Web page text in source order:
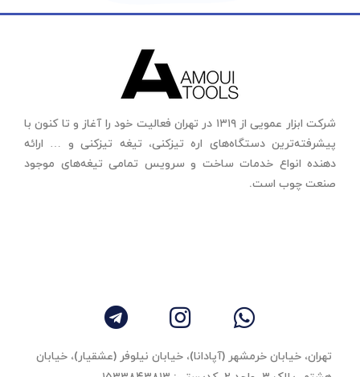
شرکت ابزار عمویی از ۱۳۱۹ در تهران فعالیت خود را آغاز و تا کنون با
پیشرفته‌ترین دستگاه‌های اره تیزکنی، تیغه تیزکنی و … ارائه
دهنده انواع خدمات ساخت و سرویس تمامی تیغه‌های موجود
صنعت چوب است.
تهران، خیابان خرمشهر (آپادانا)، خیابان نیلوفر (عشقیار)، خیابان